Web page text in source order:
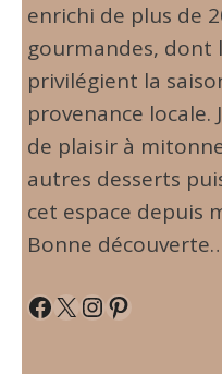
enrichi de plus de
gourmandes, dont
privilégient la
provenance locale.
de plaisir à
autres desserts
cet espace depuis
Bonne
Facebook X InstagramPinterest